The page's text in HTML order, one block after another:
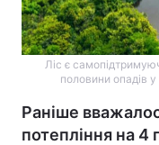
Ліс є
половини опадів у
Раніше
потепління на 4